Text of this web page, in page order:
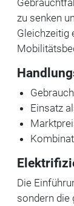
zu senken
Gleichzeitig
Einsatz
Die
sondern die